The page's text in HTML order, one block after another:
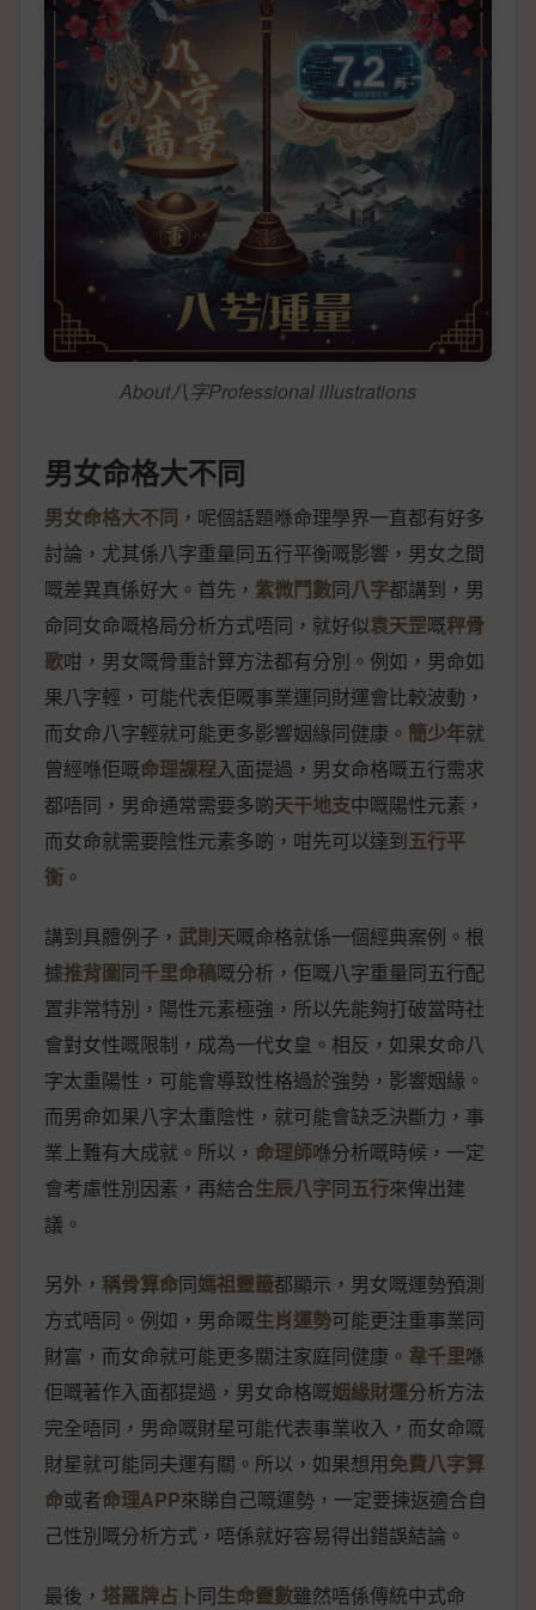
About八字Professional illustrations
男女命格大不同
男女命格大不同 ，呢個話題喺命理學界一直都有好多
討論，尤其係八字重量同五行平衡嘅影響，男女之間
嘅差異真係好大。首先， 紫微鬥數同八字都講到，男
命同女命嘅格局分析方式唔同，就好似袁天罡嘅秤骨
歌咁，男女嘅骨重計算方法都有分別。例如，男命如
果八字輕，可能代表佢嘅事業運同財運會比較波動，
而女命八字輕就可能更多影響姻緣同健康。 簡少年就
曾經喺佢嘅命理課程入面提過，男女命格嘅五行需求
都唔同，男命通常需要多啲天干地支中嘅陽性元素，
而女命就需要陰性元素多啲，咁先可以達到五行平
衡 。
講到具體例子， 武則天嘅命格就係一個經典案例。根
據推背圖同千里命稿嘅分析，佢嘅八字重量同五行配
置非常特別，陽性元素極強，所以先能夠打破當時社
會對女性嘅限制，成為一代女皇。相反，如果女命八
字太重陽性，可能會導致性格過於強勢，影響姻緣。
而男命如果八字太重陰性，就可能會缺乏決斷力，事
業上難有大成就。所以， 命理師喺分析嘅時候，一定
會考慮性別因素，再結合生辰八字同五行來俾出建
議。
另外， 稱骨算命同媽祖靈籤都顯示，男女嘅運勢預測
方式唔同。例如，男命嘅生肖運勢可能更注重事業同
財富，而女命就可能更多關注家庭同健康。 韋千里喺
佢嘅著作入面都提過，男女命格嘅姻緣財運分析方法
完全唔同，男命嘅財星可能代表事業收入，而女命嘅
財星就可能同夫運有關。所以，如果想用免費八字算
命或者命理APP來睇自己嘅運勢，一定要揀返適合自
己性別嘅分析方式，唔係就好容易得出錯誤結論。
最後， 塔羅牌占卜同生命靈數雖然唔係傳統中式命